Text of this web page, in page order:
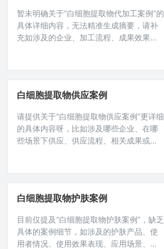
研究、临床治疗及相关生物制品开发中的
重要价值，吸引了众多企业
暂未明确关于“白细胞提取物代加工案例”的
具体详细内容，无法精准生成摘要，请补
充如涉及的企业、加工流程、成果效果、
提取物的应用日益广泛，从基础科研到潜
细胞提取物，而代加工模式在这一过程中
发挥着重要作用,下面为您介绍一个
白细胞提取物供应案例
请提供关于“白细胞提取物供应案例”更详细
的具体内容呀，比如涉及哪些企业、在哪
些场景下供应、供应流程、相关成果或问
的不断深入，对于白细胞提取物的供应需
取物供应案例。 某科研机构专注于免疫相
关疾病的研究，致力于开发新
白细胞提取物护肤案例
目前仅提及“白细胞提取物护肤案例”，缺乏
具体的案例细节，如涉及的护肤产品、使
用者情况、使用效果表现、应用场景、实